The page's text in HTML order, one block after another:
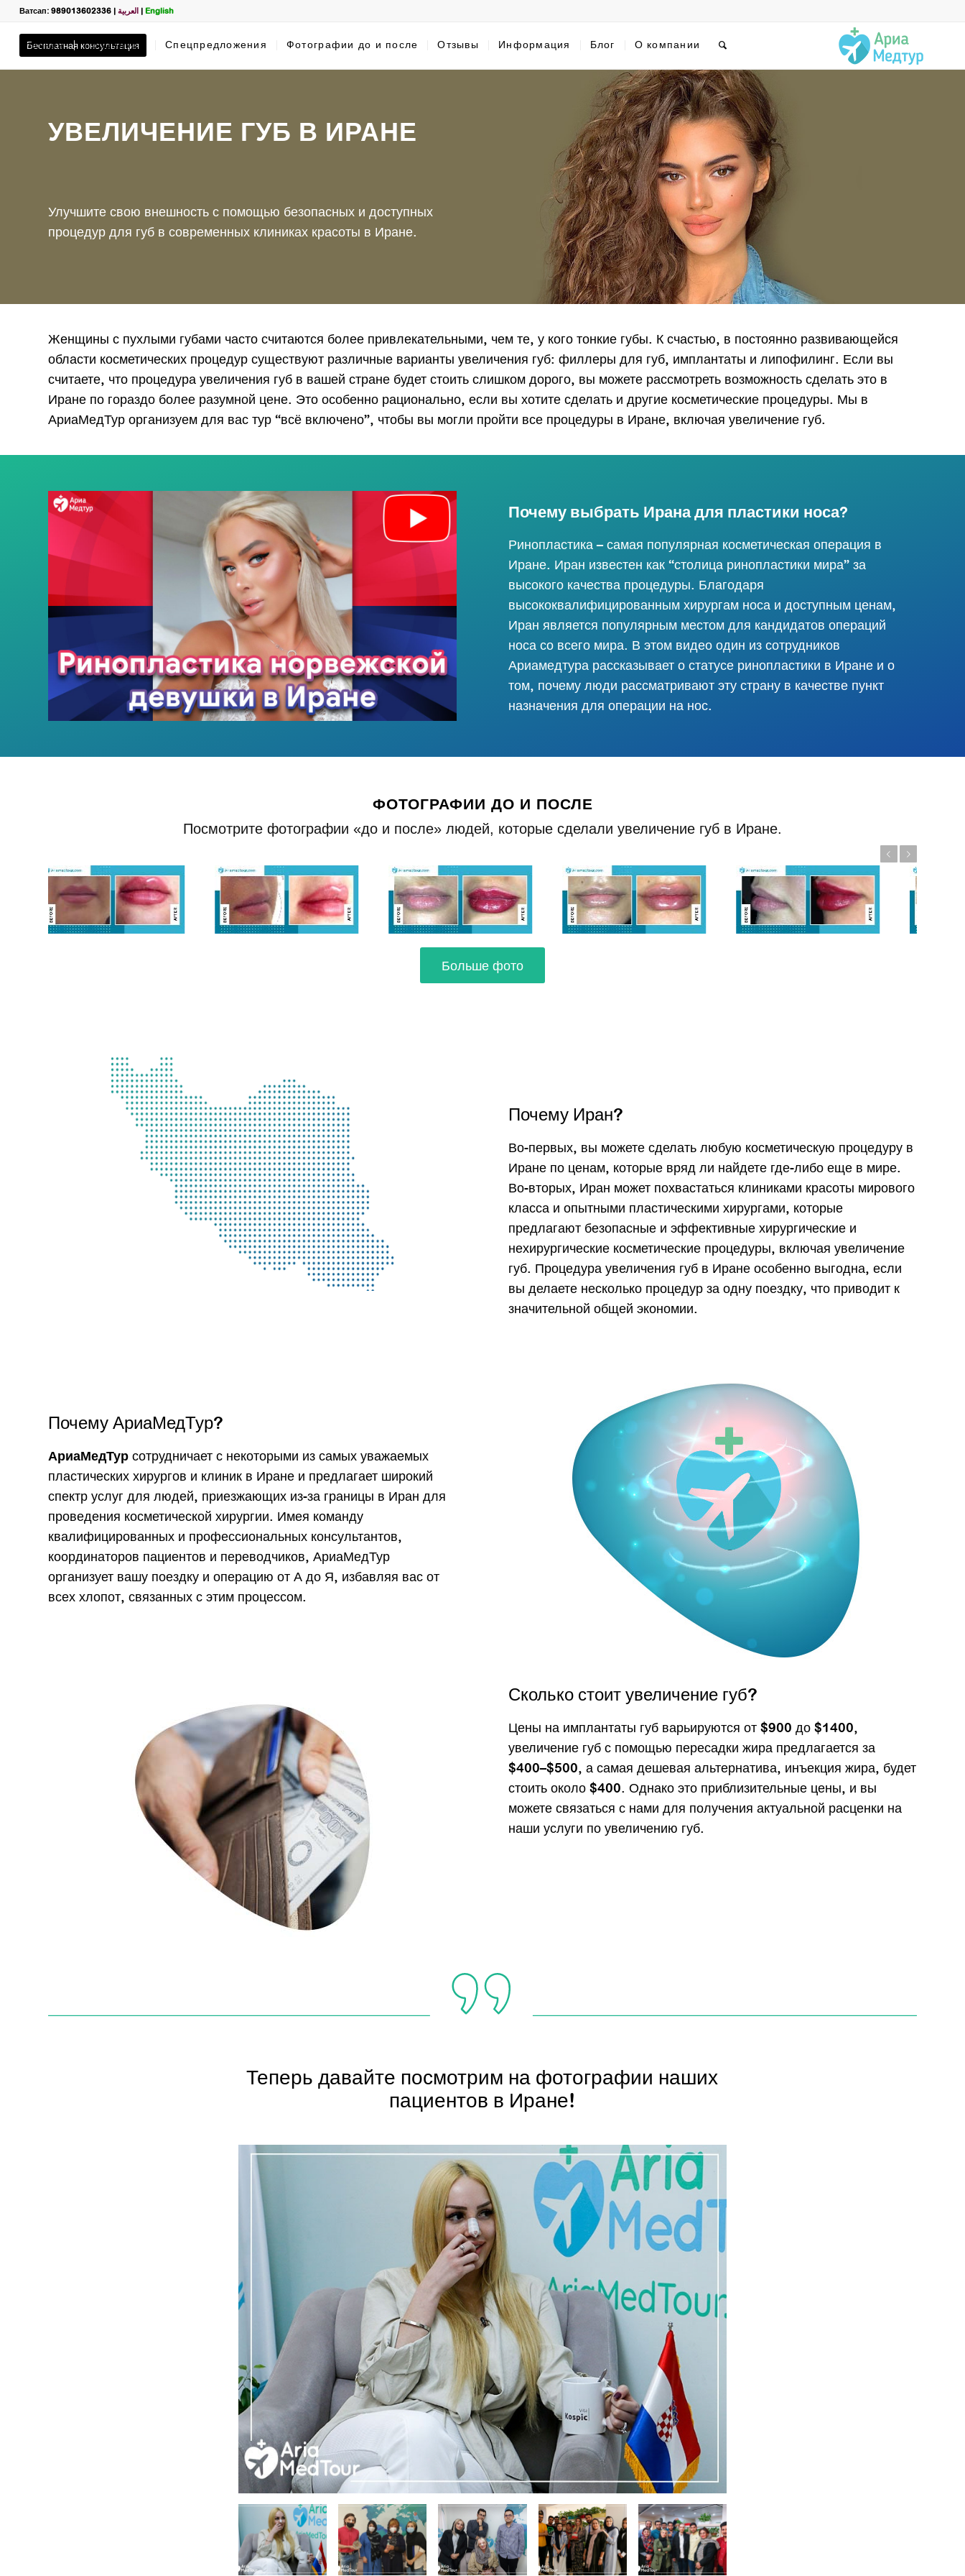
Ватсап: 989013602336| العربية| English
Главная Процедуры Спецпредложения Фотографии до и после Отзывы Информация Блог О компании
Бесплатная консультация
УВЕЛИЧЕНИЕ ГУБ В ИРАНЕ
Улучшите свою внешность с помощью безопасных и доступных
процедур для губ в современных клиниках красоты в Иране.
Женщины с пухлыми губами часто считаются более привлекательными, чем те, у кого тонкие губы. К счастью, в постоянно развивающейся
области косметических процедур существуют различные варианты увеличения губ: филлеры для губ, имплантаты и липофилинг. Если вы
считаете, что процедура увеличения губ в вашей стране будет стоить слишком дорого, вы можете рассмотреть возможность сделать это в
Иране по гораздо более разумной цене. Это особенно рационально, если вы хотите сделать и другие косметические процедуры. Мы в
АриаМедТур организуем для вас тур “всё включено”, чтобы вы могли пройти все процедуры в Иране, включая увеличение губ.
Почему выбрать Ирана для пластики носа?
Ринопластика – самая популярная косметическая операция в
Иране. Иран известен как “столица ринопластики мира” за
высокого качества процедуры. Благодаря
высококвалифицированным хирургам носа и доступным ценам,
Иран является популярным местом для кандидатов операций
носа со всего мира. В этом видео один из сотрудников
Ариамедтура рассказывает о статусе ринопластики в Иране и о
том, почему люди рассматривают эту страну в качестве пункт
назначения для операции на нос.
ФОТОГРАФИИ ДО И ПОСЛЕ
Посмотрите фотографии «до и после» людей, которые сделали увеличение губ в Иране.
Больше фото
Почему Иран?
Во-первых, вы можете сделать любую косметическую процедуру в
Иране по ценам, которые вряд ли найдете где-либо еще в мире.
Во-вторых, Иран может похвастаться клиниками красоты мирового
класса и опытными пластическими хирургами, которые
предлагают безопасные и эффективные хирургические и
нехирургические косметические процедуры, включая увеличение
губ. Процедура увеличения губ в Иране особенно выгодна, если
вы делаете несколько процедур за одну поездку, что приводит к
значительной общей экономии.
Почему АриаМедТур?
АриаМедТур сотрудничает с некоторыми из самых уважаемых
пластических хирургов и клиник в Иране и предлагает широкий
спектр услуг для людей, приезжающих из-за границы в Иран для
проведения косметической хирургии. Имея команду
квалифицированных и профессиональных консультантов,
координаторов пациентов и переводчиков, АриаМедТур
организует вашу поездку и операцию от А до Я, избавляя вас от
всех хлопот, связанных с этим процессом.
Сколько стоит увеличение губ?
Цены на имплантаты губ варьируются от $900 до $1400,
увеличение губ с помощью пересадки жира предлагается за
$400–$500, а самая дешевая альтернатива, инъекция жира, будет
стоить около $400. Однако это приблизительные цены, и вы
можете связаться с нами для получения актуальной расценки на
наши услуги по увеличению губ.
Теперь давайте посмотрим на фотографии наших
пациентов в Иране!
name*
Powered by